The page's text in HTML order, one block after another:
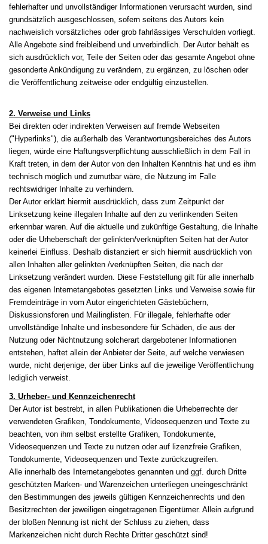
fehlerhafter und unvollständiger Informationen verursacht wurden, sind
grundsätzlich ausgeschlossen, sofern seitens des Autors kein
nachweislich vorsätzliches oder grob fahrlässiges Verschulden vorliegt.
Alle Angebote sind freibleibend und unverbindlich. Der Autor behält es
sich ausdrücklich vor, Teile der Seiten oder das gesamte Angebot ohne
gesonderte Ankündigung zu verändern, zu ergänzen, zu löschen oder
die Veröffentlichung zeitweise oder endgültig einzustellen.
2. Verweise und Links
Bei direkten oder indirekten Verweisen auf fremde Webseiten
("Hyperlinks"), die außerhalb des Verantwortungsbereiches des Autors
liegen, würde eine Haftungsverpflichtung ausschließlich in dem Fall in
Kraft treten, in dem der Autor von den Inhalten Kenntnis hat und es ihm
technisch möglich und zumutbar wäre, die Nutzung im Falle
rechtswidriger Inhalte zu verhindern.
Der Autor erklärt hiermit ausdrücklich, dass zum Zeitpunkt der
Linksetzung keine illegalen Inhalte auf den zu verlinkenden Seiten
erkennbar waren. Auf die aktuelle und zukünftige Gestaltung, die Inhalte
oder die Urheberschaft der gelinkten/verknüpften Seiten hat der Autor
keinerlei Einfluss. Deshalb distanziert er sich hiermit ausdrücklich von
allen Inhalten aller gelinkten /verknüpften Seiten, die nach der
Linksetzung verändert wurden. Diese Feststellung gilt für alle innerhalb
des eigenen Internetangebotes gesetzten Links und Verweise sowie für
Fremdeinträge in vom Autor eingerichteten Gästebüchern,
Diskussionsforen und Mailinglisten. Für illegale, fehlerhafte oder
unvollständige Inhalte und insbesondere für Schäden, die aus der
Nutzung oder Nichtnutzung solcherart dargebotener Informationen
entstehen, haftet allein der Anbieter der Seite, auf welche verwiesen
wurde, nicht derjenige, der über Links auf die jeweilige Veröffentlichung
lediglich verweist.
3. Urheber- und Kennzeichenrecht
Der Autor ist bestrebt, in allen Publikationen die Urheberrechte der
verwendeten Grafiken, Tondokumente, Videosequenzen und Texte zu
beachten, von ihm selbst erstellte Grafiken, Tondokumente,
Videosequenzen und Texte zu nutzen oder auf lizenzfreie Grafiken,
Tondokumente, Videosequenzen und Texte zurückzugreifen.
Alle innerhalb des Internetangebotes genannten und ggf. durch Dritte
geschützten Marken- und Warenzeichen unterliegen uneingeschränkt
den Bestimmungen des jeweils gültigen Kennzeichenrechts und den
Besitzrechten der jeweiligen eingetragenen Eigentümer. Allein aufgrund
der bloßen Nennung ist nicht der Schluss zu ziehen, dass
Markenzeichen nicht durch Rechte Dritter geschützt sind!